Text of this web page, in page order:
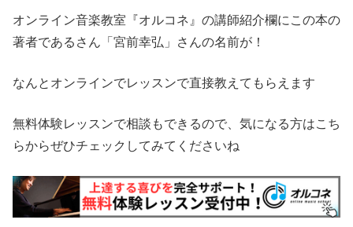
オンライン音楽教室『オルコネ』の講師紹介欄にこの本の
著者であるさん「宮前幸弘」さんの名前が！
なんとオンラインでレッスンで直接教えてもらえます
無料体験レッスンで相談もできるので、気になる方はこち
らからぜひチェックしてみてくださいね